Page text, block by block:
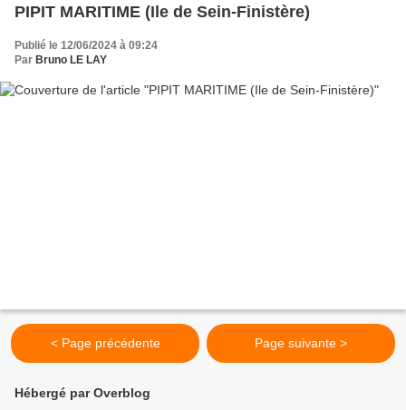
PIPIT MARITIME (Ile de Sein-Finistère)
Publié le 12/06/2024 à 09:24
Par Bruno LE LAY
< Page précédente Page suivante >
Hébergé par Overblog